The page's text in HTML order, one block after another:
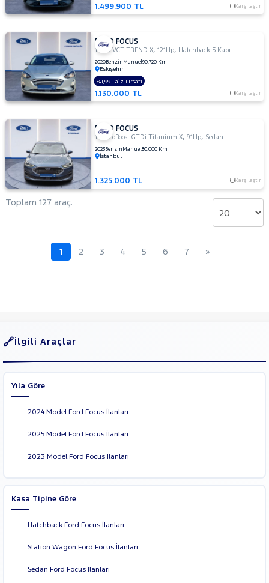
TREND
X
1.6 TI-VCT
TITANIUM
POWERSHIFT
1.6 TREND
X
OTOMATIK
2.0
ST
KUGA
MONDEO
Mustang
Mach-E
RANGER
JOURNEY
CUSTOM
TRANSIT
CONNECT
TRANSIT
Foton
Iveco
Jaecoo
LANCIA
1.499.900 TL Karşılaştır
FORD FOCUS
1.5 TI-VCT TREND X,121Hp, Hatchback 5 Kapı
2020Benzin Manuel90.720 Km
Eskişehir
1.130.000 TL Karşılaştır
%1,99 Faiz Fırsatı
FORD FOCUS
1.0 EcoBoost GTDi Titanium X,91Hp, Sedan
2023Benzin Manuel80.000 Km
İstanbul
1.325.000 TL Karşılaştır
Toplam 127 araç.
1 2 3 4 5 6 7 »
İlgili Araçlar
Yıla Göre
2024 Model Ford Focus İlanları
2025 Model Ford Focus İlanları
2023 Model Ford Focus İlanları
Kasa Tipine Göre
Hatchback Ford Focus İlanları
Station Wagon Ford Focus İlanları
Sedan Ford Focus İlanları